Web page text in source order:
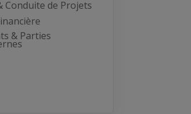
Conduite de Projets
& Parties